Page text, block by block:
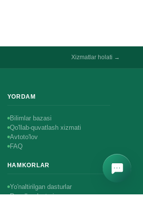
Xizmatlar holati →
YORDAM
Bilimlar bazasi
Qo'llab-quvatlash xizmati
Avtoto'lov
FAQ
HAMKORLAR
Yo'naltirilgan dasturlar
Resellar dasturi